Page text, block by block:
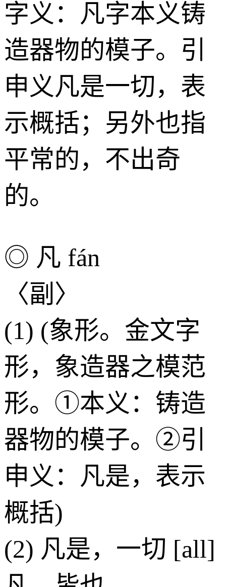
字义：凡字本义铸
造器物的模子。引
申义凡是一切，表
示概括；另外也指
平常的，不出奇
的。
◎ 凡 fán
〈副〉
(1) (象形。金文字
形，象造器之模范
形。①本义：铸造
器物的模子。②引
申义：凡是，表示
概括)
(2) 凡是，一切 [all]